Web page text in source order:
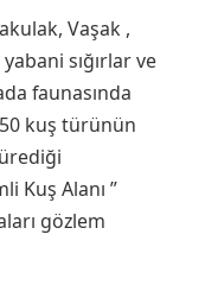
Vaşak ,
sığırlar ve
faunasında
kuş türünün
Kuş Alanı ”
gözlem